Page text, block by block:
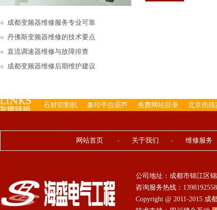
下来的，机内已经存有
成都变频器维修服务专业可靠
丹佛斯变频器维修的技术要点
直流调速器维修与故障排查
成都变频器维修后期维护建议
石材切割机 象印手拉葫芦 免费网站目录 北京伤残
网站首页 - 关于我们 - 维修服务
公司地址：成都市锦江区
咨询服务热线：
Copyright @ 2011-2015